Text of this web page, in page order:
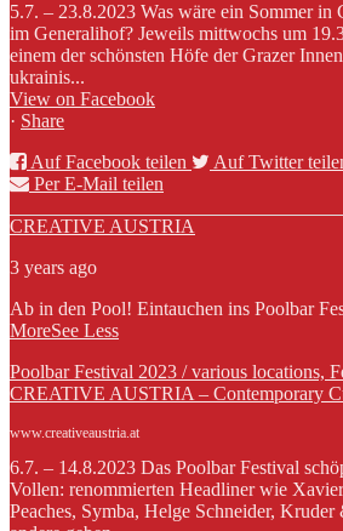
5.7. – 23.8.2023 Was wäre ein Sommer in
im Generalihof? Jeweils mittwochs um
einem der schönsten Höfe der Grazer
ukrainis...
View on Facebook
· Share
Auf Facebook teilen
Auf Twitter
Per E-Mail teilen
CREATIVE AUSTRIA
3 years ago
Ab in den Pool! Eintauchen ins Poolbar
MoreSee Less
Poolbar Festival 2023 / various locations,
CREATIVE AUSTRIA – Contemporary
www.creativeaustria.at
6.7. – 14.8.2023 Das Poolbar Festival
Vollen: renommierten Headliner wie
Peaches, Symba, Helge Schneider,